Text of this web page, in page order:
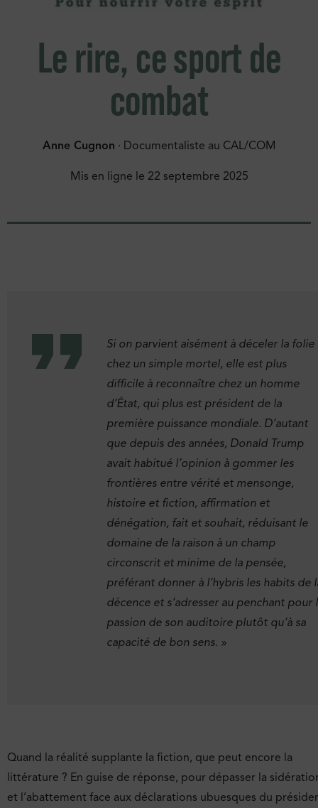
Le rire, ce sport de
combat
Anne Cugnon · Documentaliste au CAL/COM
Mis en ligne le 22 septembre 2025
Si on parvient aisément à déceler la folie
chez un simple mortel, elle est plus
difficile à reconnaître chez un homme
d’État, qui plus est président de la
première puissance mondiale. D’autant
que depuis des années, Donald Trump
avait habitué l’opinion à gommer les
frontières entre vérité et mensonge,
histoire et fiction, affirmation et
dénégation, fait et souhait, réduisant le
domaine de la raison à un champ
circonscrit et minime de la pensée,
préférant donner à l’hybris les habits de
décence et s’adresser au penchant pour
passion de son auditoire plutôt qu’à sa
capacité de bon sens. »
Quand la réalité supplante la fiction, que peut encore la
littérature ? En guise de réponse, pour dépasser la
et l’abattement face aux déclarations ubuesques du